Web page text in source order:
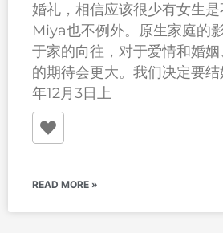
婚礼，相信应该很少有女生是
Miya也不例外。原生家庭的
于家的向往，对于爱情和婚
的期待会更大。我们决定要
年12月3日上
READ MORE »